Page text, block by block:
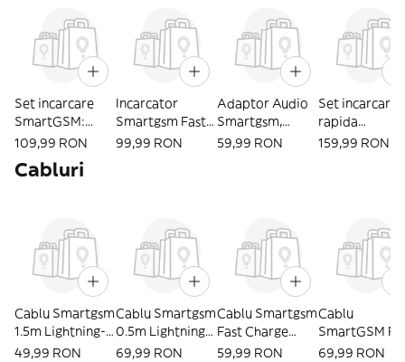
Set incarcare
SmartGSM:
Adaptor priza
5W + cablu 1m
109,99 RON
Incarcator
Smartgsm Fast
Charge 20w
99,99 RON
Adaptor Audio
Smartgsm,
Type-C La Jack
59,99 RON
Set incarcare
rapida
SmartGSM:
159,99 RON
Cabluri
Cablu Smartgsm
1.5m Lightning-
Usb Pentru
49,99 RON
Cablu Smartgsm
0.5m Lightning-
Usb Pentru
69,99 RON
Cablu Smartgsm
Fast Charge
Usb-C To
59,99 RON
Cablu
SmartGSM
Charge USB-C
69,99 RON